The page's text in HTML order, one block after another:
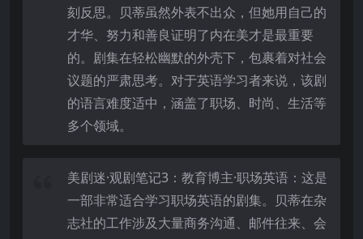
刻反思。贝蒂虽然外表不出众，但她用自己的
才华、努力和善良证明了内在美才是最重要
的。剧集在轻松幽默的外壳下，包裹着对社会
议题的严肃思考。对于英语学习者来说，该剧
的语言难度适中，涵盖了职场、时尚、生活等
多个领域。
美剧迷·观剧笔记3：教育博主·职场英语：这是
一部非常适合学习职场英语的剧集。贝蒂在杂
志社的工作涉及大量商务沟通、邮件往来、会